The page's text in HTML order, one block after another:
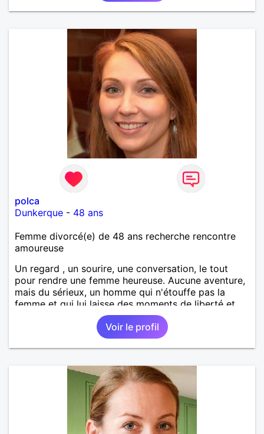
polca
Dunkerque - 48 ans
Femme divorcé(e) de 48 ans recherche rencontre
amoureuse
Un regard , un sourire, une conversation, le tout
pour rendre une femme heureuse. Aucune aventure,
mais du sérieux, un homme qui n'étouffe pas la
femme et qui lui laisse des moments de liberté et
Voir le profil